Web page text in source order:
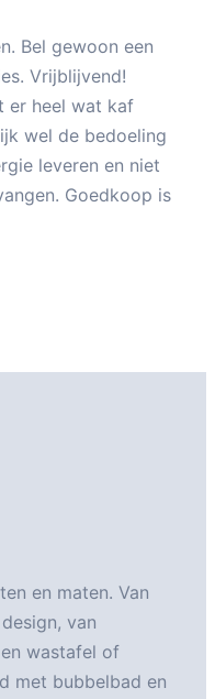
Bel gewoon een
Vrijblijvend!
er heel wat kaf
wel de bedoeling
leveren en niet
Goedkoop is
en maten. Van
van
wastafel of
met bubbelbad en